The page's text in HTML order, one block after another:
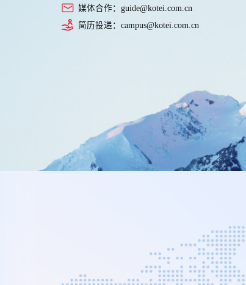
媒体合作：guide@kotei.com.cn
简历投递：campus@kotei.com.cn